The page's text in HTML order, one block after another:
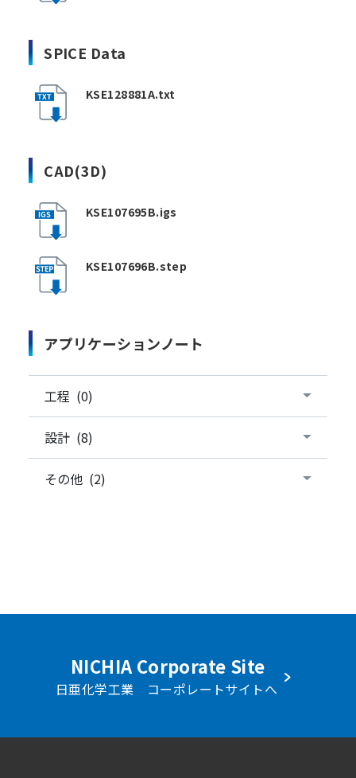
SPICE Data
KSE128881A.txt
CAD(3D)
KSE107695B.igs
KSE107696B.step
アプリケーションノート
工程 (0)
設計 (8)
その他 (2)
NICHIA Corporate Site
日亜化学工業 コーポレートサイトへ